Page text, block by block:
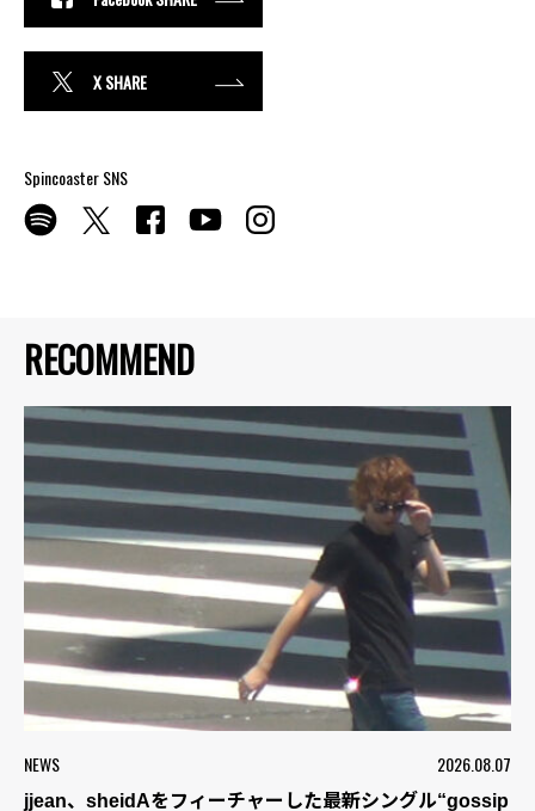
RECOMMEND
NEWS 2026.08.07
jjean、sheidAをフィーチャーした最新シングル“gossip
X SHARE
Spincoaster SNS